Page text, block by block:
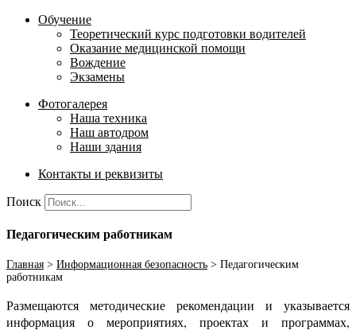
Обучение
Теоретический курс подготовки водителей
Оказание медицинской помощи
Вождение
Экзамены
Фотогалерея
Наша техника
Наш автодром
Наши здания
Контакты и реквизиты
Поиск
Педагогическим работникам
Главная > Информационная безопасность > Педагогическим
работникам
Размещаются методические рекомендации и указывается
информация о мероприятиях, проектах и программах,